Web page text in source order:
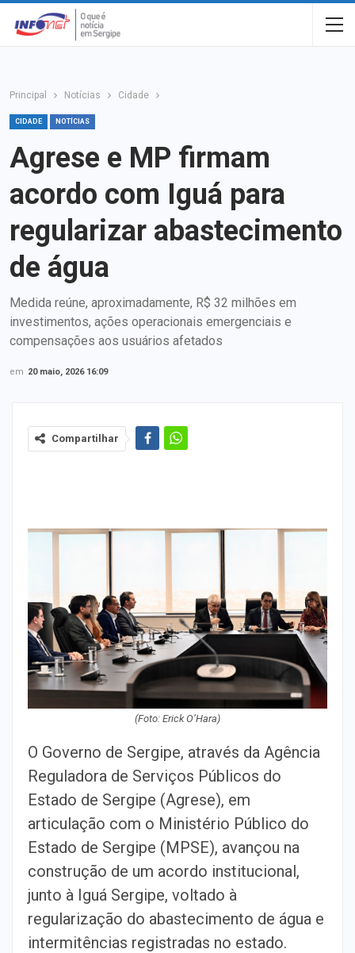
Principal Notícias Cidade
CIDADE NOTÍCIAS
Agrese e MP firmam
acordo com Iguá para
regularizar abastecimento
de água
Medida reúne, aproximadamente, R$ 32 milhões em
investimentos, ações operacionais emergenciais e
compensações aos usuários afetados
em 20 maio, 2026 16:09
Compartilhar
(Foto: Erick O’Hara)
O Governo de Sergipe, através da Agência
Reguladora de Serviços Públicos do
Estado de Sergipe (Agrese), em
articulação com o Ministério Público do
Estado de Sergipe (MPSE), avançou na
construção de um acordo institucional,
junto à Iguá Sergipe, voltado à
regularização do abastecimento de água e
intermitências registradas no estado.